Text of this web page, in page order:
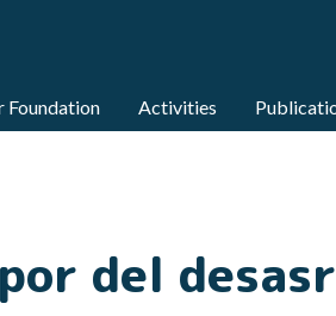
Foundation Activities
del